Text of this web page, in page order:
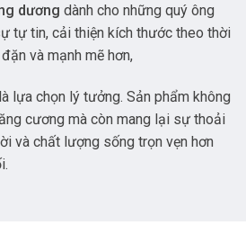
dương dành cho những quý ông
tự tin, cải thiện kích thước theo thời
và mạnh mẽ hơn,
là lựa chọn lý tưởng. Sản phẩm không
cương mà còn mang lại sự thoải
và chất lượng sống trọn vẹn hơn